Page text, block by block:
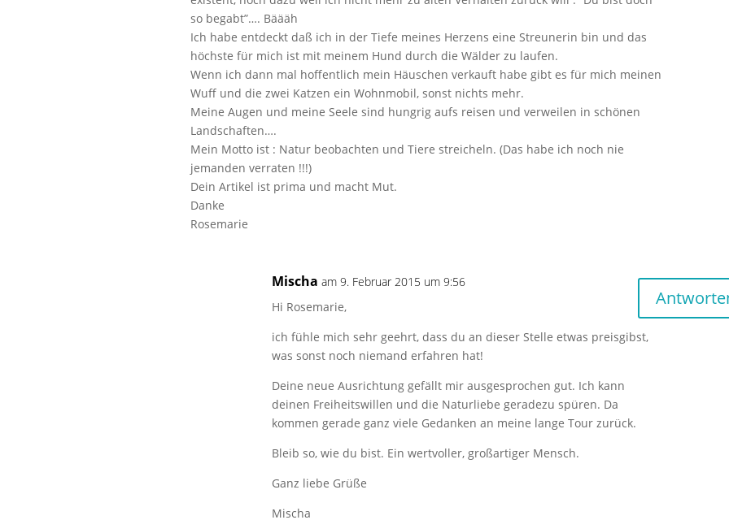
so begabt”…. Bäääh
Ich habe entdeckt daß ich in der Tiefe meines Herzens eine Streunerin bin und das
höchste für mich ist mit meinem Hund durch die Wälder zu laufen.
Wenn ich dann mal hoffentlich mein Häuschen verkauft habe gibt es für mich meinen
Wuff und die zwei Katzen ein Wohnmobil, sonst nichts mehr.
Meine Augen und meine Seele sind hungrig aufs reisen und verweilen in schönen
Landschaften….
Mein Motto ist : Natur beobachten und Tiere streicheln. (Das habe ich noch nie
jemanden verraten !!!)
Dein Artikel ist prima und macht Mut.
Danke
Rosemarie
Mischa am 9. Februar 2015 um 9:56
Hi Rosemarie,
ich fühle mich sehr geehrt, dass du an dieser Stelle etwas preisgibst,
was sonst noch niemand erfahren hat!
Deine neue Ausrichtung gefällt mir ausgesprochen gut. Ich kann
deinen Freiheitswillen und die Naturliebe geradezu spüren. Da
kommen gerade ganz viele Gedanken an meine lange Tour zurück.
Bleib so, wie du bist. Ein wertvoller, großartiger Mensch.
Ganz liebe Grüße
Mischa